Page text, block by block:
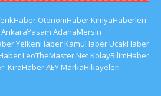
OtonomHaberKimyaHaberleri
AnkaraYasam AdanaMersin
YelkenHaberKamuHaberUcakHaber
LeoTheMaster.NetKolayBilimHaber
KiraHaberAEYMarkaHikayeleri